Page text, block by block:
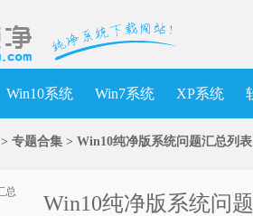
Win10系统 Win7系统 XP系统
> 专题合集 > Win10纯净版系统问题汇总列表
Win10纯净版系统问